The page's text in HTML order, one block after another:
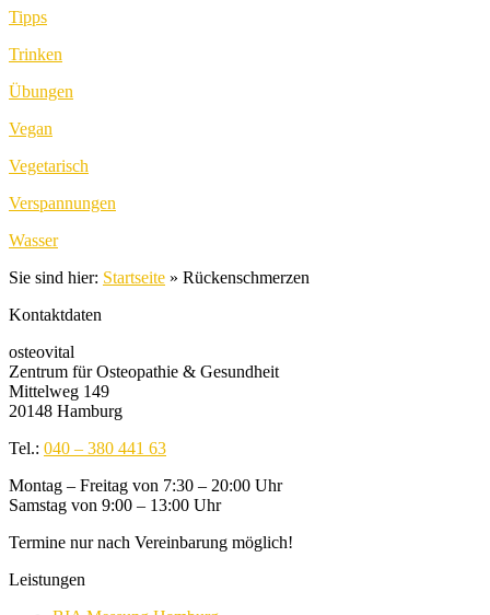
Tipps
Trinken
Übungen
Vegan
Vegetarisch
Verspannungen
Wasser
Sie sind hier: Startseite » Rückenschmerzen
Kontaktdaten
osteovital
Zentrum für Osteopathie & Gesundheit
Mittelweg 149
20148 Hamburg
Tel.: 040 – 380 441 63
Montag – Freitag von 7:30 – 20:00 Uhr
Samstag von 9:00 – 13:00 Uhr
Termine nur nach Vereinbarung möglich!
Leistungen